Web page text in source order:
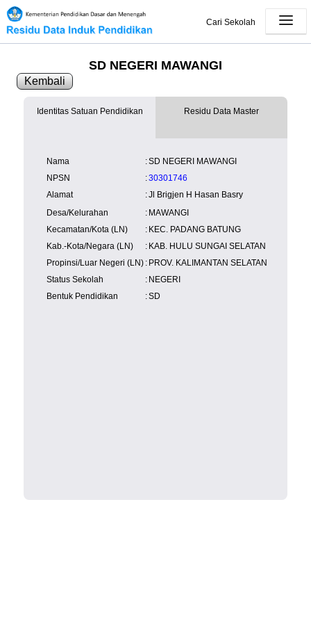
Cari Sekolah
SD NEGERI MAWANGI
Kembali
Identitas Satuan Pendidikan
Nama :SD NEGERI MAWANGI
NPSN
:30301746
Alamat
:Jl Brigjen H Hasan Basry
Desa/Kelurahan
: MAWANGI
Kecamatan/Kota (LN)
: KEC. PADANG BATUNG
Kab.-Kota/Negara (LN)
: KAB. HULU SUNGAI SELATAN
Propinsi/Luar Negeri (LN) : PROV. KALIMANTAN SELATAN
Status Sekolah
: NEGERI
Bentuk Pendidikan
:SD
Residu Data Master